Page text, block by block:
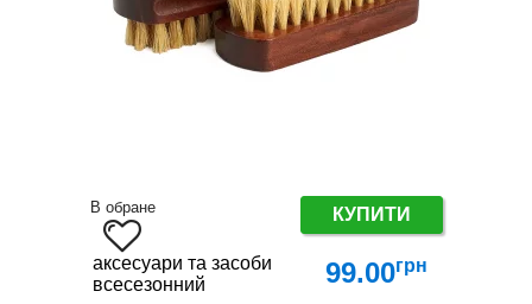
В обране КУПИТИ
аксесуари та засоби по догляду за взуттям
всесезонний
99.00грн